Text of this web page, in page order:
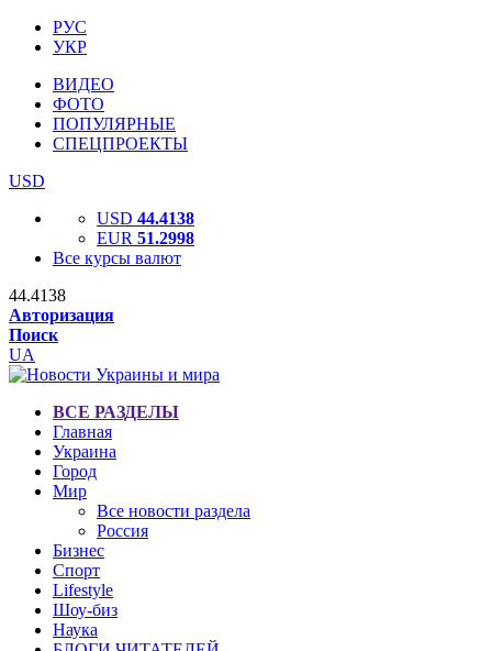
РУС
УКР
ВИДЕО
ФОТО
ПОПУЛЯРНЫЕ
СПЕЦПРОЕКТЫ
USD
USD 44.4138
EUR 51.2998
Все курсы валют
44.4138
Авторизация
Поиск
UA
ВСЕ РАЗДЕЛЫ
Главная
Украина
Город
Мир
Все новости раздела
Россия
Бизнес
Спорт
Lifestyle
Шоу-биз
Наука